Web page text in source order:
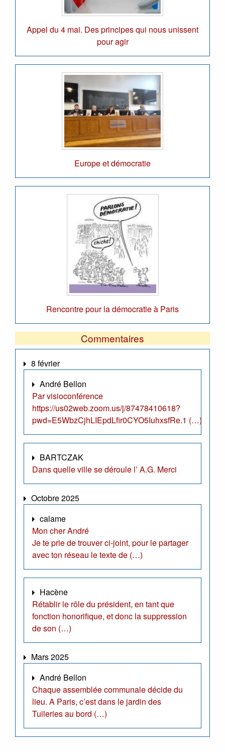
Appel du 4 mai. Des principes qui nous unissent
pour agir
Europe et démocratie
Rencontre pour la démocratie à Paris
Commentaires
8 février
André Bellon
Par visioconférence
https://us02web.zoom.us/j/87478410618?
pwd=E5WbzCjhLIEpdLfir0CYO5IuhxsfRe.1 (…)
BARTCZAK
Dans quelle ville se déroule l’ A.G. Merci
Octobre 2025
calame
Mon cher André
Je te prie de trouver ci-joint, pour le partager
avec ton réseau le texte de (…)
Hacène
Rétablir le rôle du président, en tant que
fonction honorifique, et donc la suppression
de son (…)
Mars 2025
André Bellon
Chaque assemblée communale décide du
lieu. A Paris, c’est dans le jardin des
Tuileries au bord (…)